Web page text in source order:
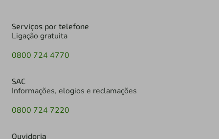
Serviços por telefone
Ligação gratuita
0800 724 4770
SAC
Informações, elogios e reclamações
0800 724 7220
Ouvidoria